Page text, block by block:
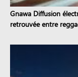
Gnawa Diffusion
retrouvée entre